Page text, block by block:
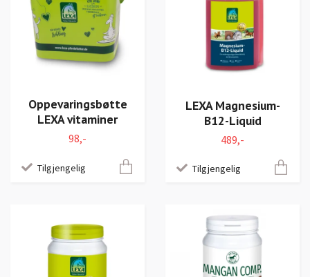
Oppevaringsbøtte
LEXA vitaminer
98,-
Tilgjengelig
LEXA Magnesium-
B12-Liquid
489,-
Tilgjengelig